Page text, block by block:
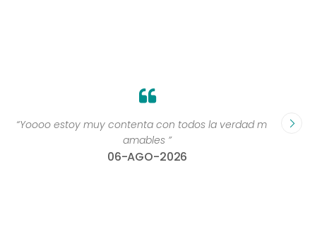
“Yoooo estoy muy contenta con todos la verdad muy
amables ”
06-AGO-2026